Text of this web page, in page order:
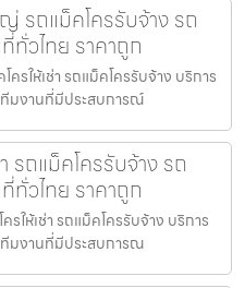
รถแม็คโครรับจ้าง รถ
ทั่วไทย ราคาถูก
รให้เช่า รถแม็คโครรับจ้าง บริการ
ทีมงานที่มีประสบการณ์
รถแม็คโครรับจ้าง รถ
ทั่วไทย ราคาถูก
รให้เช่า รถแม็คโครรับจ้าง บริการ
ทีมงานที่มีประสบการณ